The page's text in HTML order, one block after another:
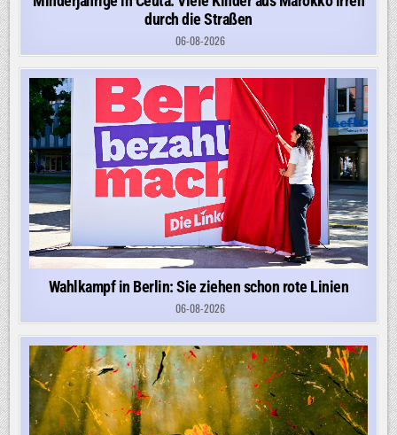
durch die Straßen
06-08-2026
Wahlkampf in Berlin: Sie ziehen schon rote Linien
06-08-2026